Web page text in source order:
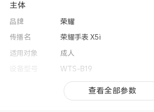
主体
品牌
荣耀
传播名
荣耀手表 X5i
适用对象
成人
设备型号
WTS-B19
2026年3月
上按键：支持长按、短按、旋
查看全部参数
查看全部参数